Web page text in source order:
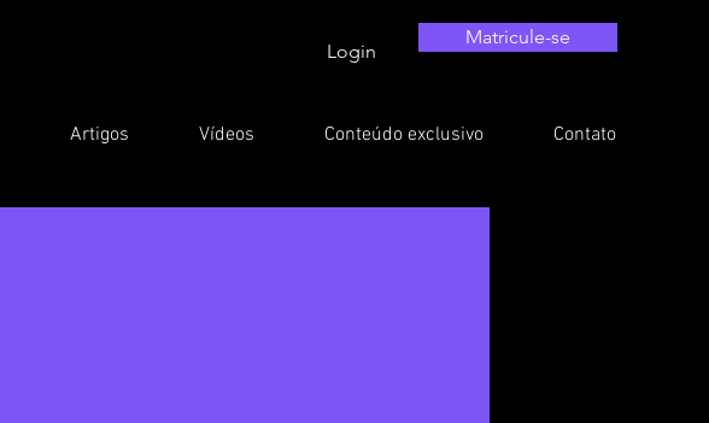
Login
Matricule-se
Artigos Vídeos Conteúdo exclusivo Contato